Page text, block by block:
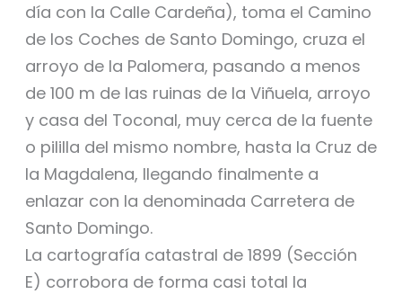
día con la Calle Cardeña), toma el Camino
de los Coches de Santo Domingo, cruza el
arroyo de la Palomera, pasando a menos
de 100 m de las ruinas de la Viñuela, arroyo
y casa del Toconal, muy cerca de la fuente
o pililla del mismo nombre, hasta la Cruz de
la Magdalena, llegando finalmente a
enlazar con la denominada Carretera de
Santo Domingo.
La cartografía catastral de 1899 (Sección
E) corrobora de forma casi total la